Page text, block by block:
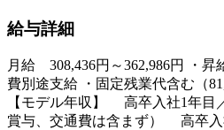
給与詳細
月給 308,436円～362,986円 ・昇
費別途支給 ・固定残業代含む（
【モデル年収】 高卒入社1年目
賞与、交通費は含まず） 高卒入